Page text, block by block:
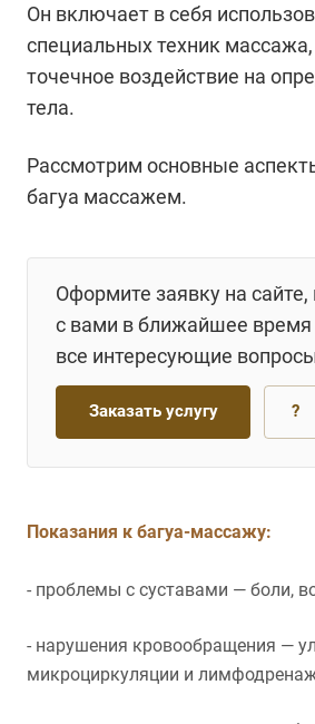
Он включает в себя
специальных техник
точечное воздействие на
тела.
Рассмотрим основные
багуа массажем.
Оформите заявку на
с вами в ближайшее время
все интересующие
Заказать услугу ?
Показания к багуа-массажу:
- проблемы с суставами — боли,
- нарушения кровообращения —
микроциркуляции и